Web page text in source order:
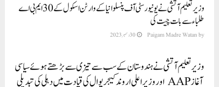
وزیر تعلیم آتشی نے یونیورسٹی آف پنسلوانیا کے وارٹن اسکول کے 30ایم بی اے
طلباء سے بات چیت کی
by
Paigam Madre Watan 30 دسمبر 2023
وزیر تعلیم آتشی نے ہندوستان کے سب سے تیزی سے بڑھتے ہوئے سیاسی
آغاز AAP اور وزیر اعلی اروند کیجریوال کی قیادت میں دہلی کی تبدیلی